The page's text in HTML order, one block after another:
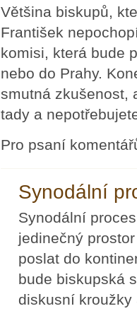
Většina biskupů,
František
komisi, která bude
nebo do Prahy.
smutná zkušenost,
tady a
Pro psaní
Synodální
Synodální
jedinečný
poslat do
bude biskupská
diskusní kroužky